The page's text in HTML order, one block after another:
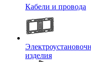
Кабели и провода
изделия